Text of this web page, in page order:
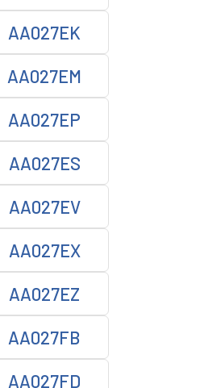
AA027EK
AA027EM
AA027EP
AA027ES
AA027EV
AA027EX
AA027EZ
AA027FB
AA027FD